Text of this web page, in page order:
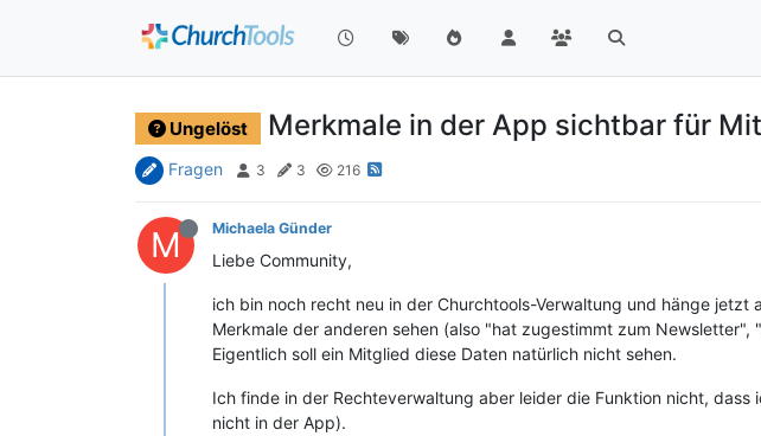
Ungelöst Merkmale in der App sichtbar für
Fragen 3 3 216
M Michaela Günder
Liebe Community,
ich bin noch recht neu in der Churchtools-Verwaltung und hänge
Merkmale der anderen sehen (also "hat zugestimmt zum
Eigentlich soll ein Mitglied diese Daten natürlich nicht sehen.
Ich finde in der Rechteverwaltung aber leider die Funktion nicht,
nicht in der App).